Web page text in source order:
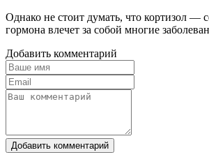
Однако не стоит думать, что кортизол —
гормона влечет за собой многие
Добавить комментарий
Добавить комментарий